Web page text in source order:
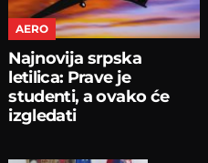
AERO
Najnovija srpska
letilica: Prave je
studenti, a ovako će
izgledati